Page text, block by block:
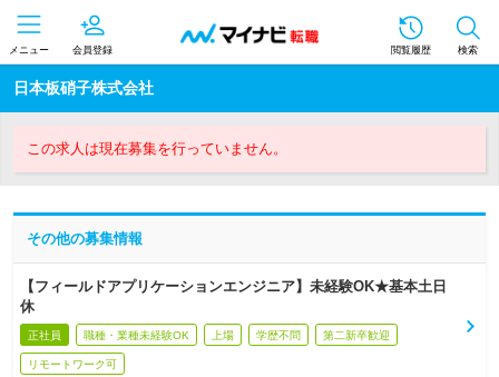
メニュー 会員登録 閲覧履歴 検索
日本板硝子株式会社
この求人は現在募集を行っていません。
その他の募集情報
【フィールドアプリケーションエンジニア】未経験OK★基本土日
休
正社員 職種・業種未経験OK 上場 学歴不問 第二新卒歓迎
リモートワーク可